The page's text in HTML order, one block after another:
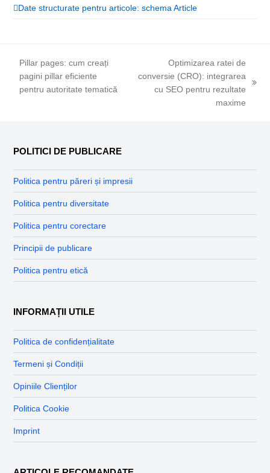
Date structurate pentru articole: schema Article
previous
post:
Pillar pages: cum creați
pagini pillar eficiente
pentru autoritate tematică
Optimizarea ratei de
conversie (CRO): integrarea
cu SEO pentru rezultate
maxime
POLITICI DE PUBLICARE
Politica pentru păreri și impresii
Politica pentru diversitate
Politica pentru corectare
Principii de publicare
Politica pentru etică
INFORMAȚII UTILE
Politica de confidențialitate
Termeni și Condiții
Opiniile Clienților
Politica Cookie
Imprint